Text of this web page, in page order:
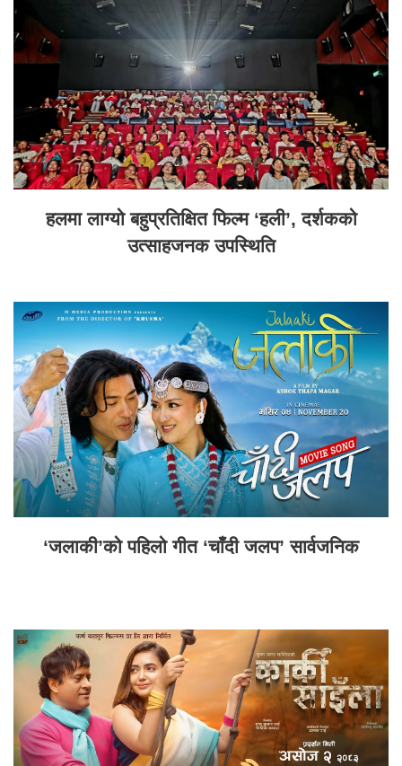
हलमा लाग्यो बहुप्रतिक्षित फिल्म ‘हली’, दर्शकको
उत्साहजनक उपस्थिति
‘जलाकी’को पहिलो गीत ‘चाँदी जलप’ सार्वजनिक